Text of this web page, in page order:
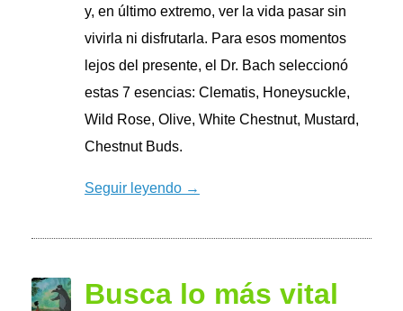
y, en último extremo, ver la vida pasar sin
vivirla ni disfrutarla. Para esos momentos
lejos del presente, el Dr. Bach seleccionó
estas 7 esencias: Clematis, Honeysuckle,
Wild Rose, Olive, White Chestnut, Mustard,
Chestnut Buds.
Seguir leyendo →
Busca lo más vital